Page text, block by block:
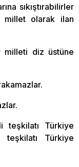
sıkıştırabilirler
millet olarak ilan
diz üstüne
teşkilatı Türkiye
Türkiye